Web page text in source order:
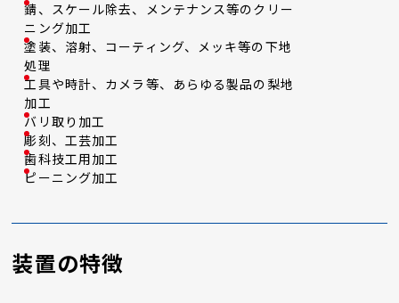
錆、スケール除去、メンテナンス等のクリー
ニング加工
塗装、溶射、コーティング、メッキ等の下地
処理
工具や時計、カメラ等、あらゆる製品の梨地
加工
バリ取り加工
彫刻、工芸加工
歯科技工用加工
ピーニング加工
装置の特徴